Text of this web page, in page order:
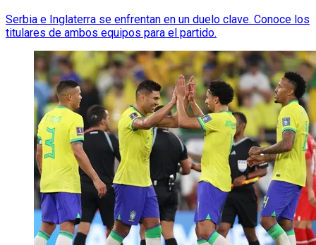
Serbia e Inglaterra se enfrentan en un duelo clave. Conoce los
titulares de ambos equipos para el partido.